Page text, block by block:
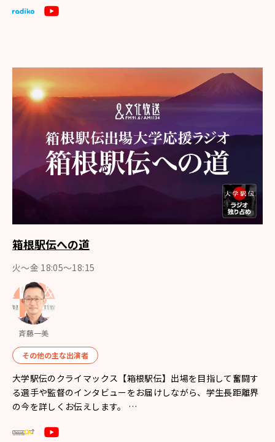
箱根駅伝への道
火～金 18:05～18:15
斉藤一美
その他の主な出演者
大学駅伝のクライマックス【箱根駅伝】出場を目指して奮闘す
る選手や監督のインタビューをお届けしながら、学生長距離界
の今を詳しくお伝えします。 …